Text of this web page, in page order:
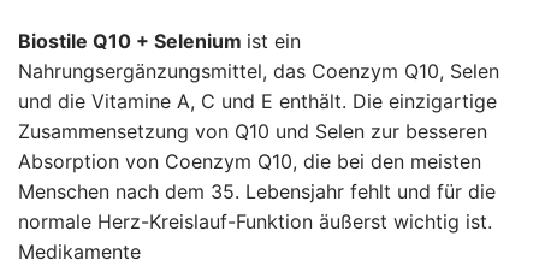
Biostile Q10 + Selenium ist ein
Nahrungsergänzungsmittel, das Coenzym Q10, Selen
und die Vitamine A, C und E enthält. Die einzigartige
Zusammensetzung von Q10 und Selen zur besseren
Absorption von Coenzym Q10, die bei den meisten
Menschen nach dem 35. Lebensjahr fehlt und für die
normale Herz-Kreislauf-Funktion äußerst wichtig ist.
Medikamente